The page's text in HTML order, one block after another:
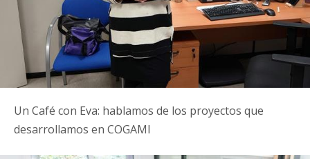
Un Café con Eva: hablamos de los proyectos que
desarrollamos en COGAMI